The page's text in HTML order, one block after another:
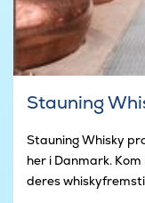
Stauning
Stauning Whisky
her i Danmark.
deres